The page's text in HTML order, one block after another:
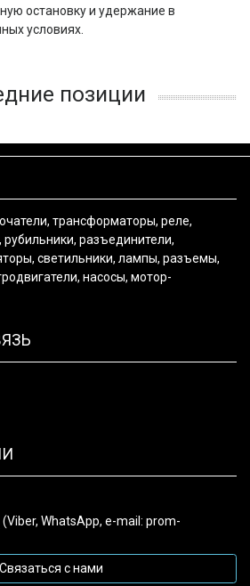
остановку и удержание в
условиях.
позиции
трансформаторы, реле,
рубильники, разъединители,
светильники, лампы, разъемы,
насосы, мотор-
(Viber, WhatsApp, e-mail: prom-
Связаться с нами